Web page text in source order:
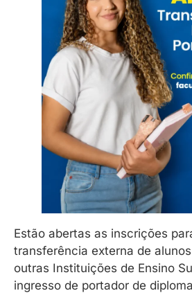
Estão abertas as inscrições
transferência externa de
outras Instituições de Ensino
ingresso de portador de